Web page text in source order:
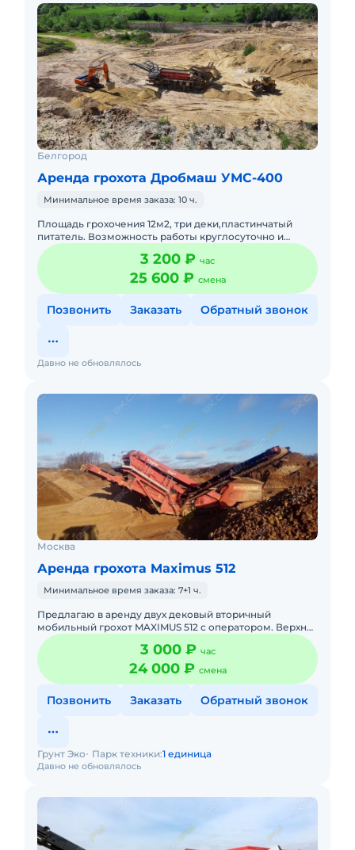
Белгород
Аренда грохота Дробмаш УМС-400
Минимальное время заказа: 10 ч.
Площадь грохочения 12м2, три деки,пластинчатый
питатель. Возможность работы круглосуточно и
комплексом, погрузка и вывоз материалов. Цена с
НДС. Топливо оплачив3 200 ₽ час
25 600 ₽ смена
Позвонить Заказать Обратный звонок
Давно не обновлялось
Москва
Аренда грохота Maximus 512
Минимальное время заказа: 7+1 ч.
Предлагаю в аренду двух дековый вторичный
мобильный грохот MAXIMUS 512 с оператором. Верхняя
дека 3660х1525 мм Нижняя дека 3140х1525 мм
Производительность 303 000 ₽ час
24 000 ₽ смена
Позвонить Заказать Обратный звонок
Давно не обновлялось
Грунт Эко Парк техники:1 единица